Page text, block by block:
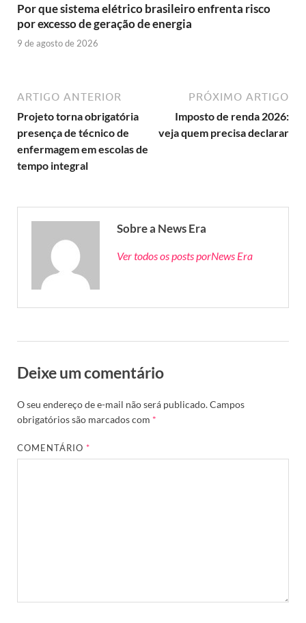
Por que sistema elétrico brasileiro enfrenta risco
por excesso de geração de energia
9 de agosto de 2026
ARTIGO ANTERIOR
Projeto torna obrigatória
presença de técnico de
enfermagem em escolas de
tempo integral
PRÓXIMO ARTIGO
Imposto de renda 2026:
veja quem precisa declarar
Sobre a News Era
Ver todos os posts porNews Era
Deixe um comentário
O seu endereço de e-mail não será publicado.Campos
obrigatórios são marcados com *
COMENTÁRIO*